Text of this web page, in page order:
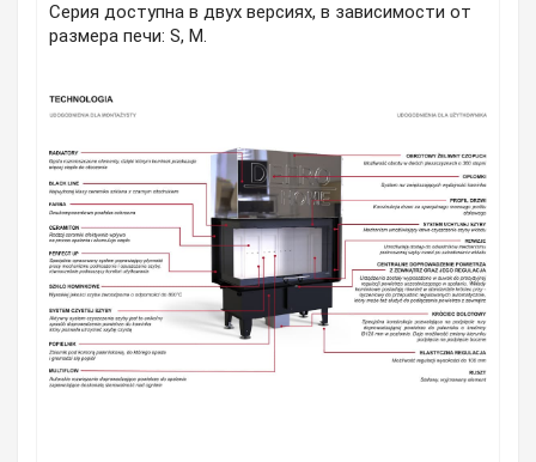
Серия доступна в двух версиях, в зависимости от
размера печи: S, M.